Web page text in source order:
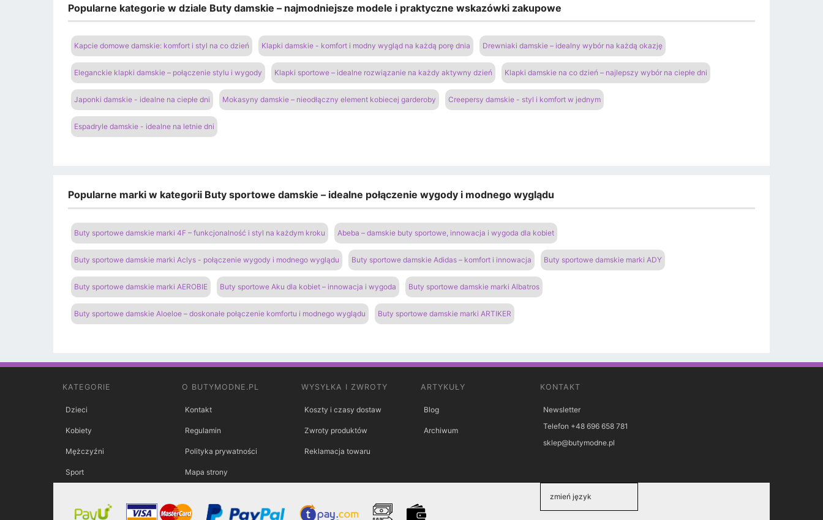
Popularne kategorie w dziale Buty damskie – najmodniejsze modele i praktyczne wskazówki zakupowe
Kapcie domowe damskie: komfort i styl na co dzień Klapki damskie - komfort i modny wygląd na każdą porę dnia Drewniaki damskie – idealny wybór na każdą okazję
Eleganckie klapki damskie – połączenie stylu i wygody Klapki sportowe – idealne rozwiązanie na każdy aktywny dzień Klapki damskie na co dzień – najlepszy wybór na ciepłe dni
Japonki damskie - idealne na ciepłe dni Mokasyny damskie – nieodłączny element kobiecej garderoby Creepersy damskie - styl i komfort w jednym
Espadryle damskie - idealne na letnie dni
Popularne marki w kategorii Buty sportowe damskie – idealne połączenie wygody i modnego wyglądu
Buty sportowe damskie marki 4F – funkcjonalność i styl na każdym kroku Abeba – damskie buty sportowe, innowacja i wygoda dla kobiet
Buty sportowe damskie marki Aclys - połączenie wygody i modnego wyglądu Buty sportowe damskie Adidas – komfort i innowacja Buty sportowe damskie marki ADY
Buty sportowe damskie marki AEROBIE Buty sportowe Aku dla kobiet – innowacja i wygoda Buty sportowe damskie marki Albatros
Buty sportowe damskie Aloeloe – doskonałe połączenie komfortu i modnego wyglądu Buty sportowe damskie marki ARTIKER
KATEGORIE
Dzieci
Kobiety
Mężczyźni
Sport
O BUTYMODNE.PL
Kontakt
Regulamin
Polityka prywatności
Mapa strony
WYSYŁKA I ZWROTY
Koszty i czasy dostaw
Zwroty produktów
Reklamacja towaru
ARTYKUŁY
Blog
Archiwum
KONTAKT
Newsletter
Telefon +48 696 658 781
sklep@butymodne.pl
zmień język